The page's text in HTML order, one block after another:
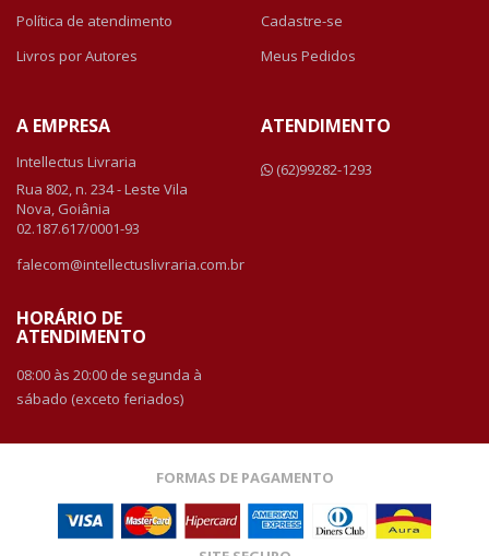
Política de atendimento
Livros por Autores
Cadastre-se
Meus Pedidos
A EMPRESA
Intellectus Livraria
Rua 802, n. 234 - Leste Vila
Nova, Goiânia
02.187.617/0001-93
falecom@intellectuslivraria.com.br
HORÁRIO DE
ATENDIMENTO
08:00 às 20:00 de segunda à
sábado (exceto feriados)
ATENDIMENTO
(62)99282-1293
FORMAS DE PAGAMENTO